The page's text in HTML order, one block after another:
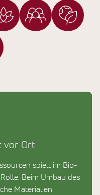
vor Ort
spielt im Bio-
Beim Umbau des
Materialien